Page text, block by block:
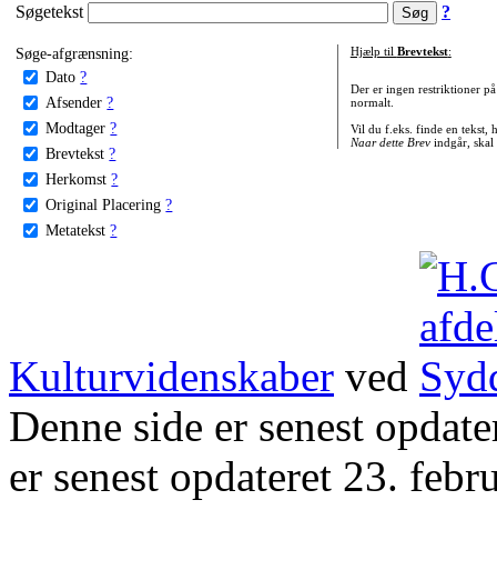
Søgetekst ?
Søge-afgrænsning:
Dato ?
Afsender ?
Modtager ?
Brevtekst ?
Herkomst ?
Original Placering ?
Metatekst ?
Hjælp til Brevtekst:
Der er ingen restriktioner
normalt.
Vil du f.eks. finde en tekst,
Naar dette Brevindgår, skal
Kulturvidenskaber ved
Denne side er senest
er senest opdateret 23.